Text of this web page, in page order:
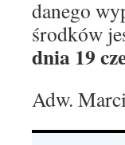
danego
środków
dnia 19
Adw.